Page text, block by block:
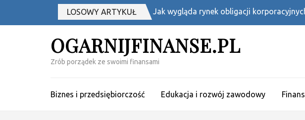
LOSOWY ARTYKUŁ Jak wygląda rynek obligacji
OGARNIJFINANSE.PL
Zrób porządek ze swoimi finansami
Biznes i przedsiębiorczość Edukacja i rozwój zawodowy